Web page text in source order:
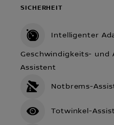
SICHERHEIT
Intelligenter
Geschwindigkeits- und
Assistent
Notbrems-
Totwinkel-